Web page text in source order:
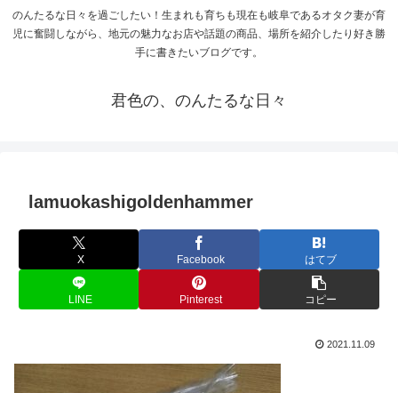
のんたるな日々を過ごしたい！生まれも育ちも現在も岐阜であるオタク妻が育
児に奮闘しながら、地元の魅力なお店や話題の商品、場所を紹介したり好き勝
手に書きたいブログです。
君色の、のんたるな日々
lamuokashigoldenhammer
X Facebook はてブ
LINE Pinterest コピー
2021.11.09